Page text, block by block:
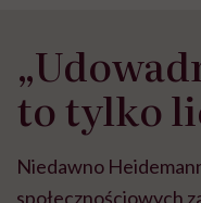
to tylko
Niedawno
społecznościowych